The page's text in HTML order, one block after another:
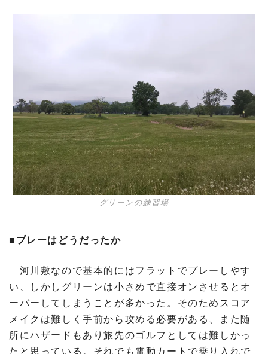
グリーンの練習場
■プレーはどうだったか
河川敷なので基本的にはフラットでプレーしやす
い、しかしグリーンは小さめで直接オンさせるとオ
ーバーしてしまうことが多かった。そのためスコア
メイクは難しく手前から攻める必要がある、また随
所にハザードもあり旅先のゴルフとしては難しかっ
たと思っている。それでも電動カートで乗り入れで